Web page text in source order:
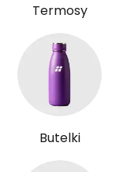
Termosy
Butelki